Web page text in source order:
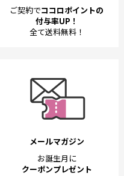
ご契約でココロポイントの
付与率UP！
全て送料無料！
メールマガジン
お誕生月に
クーポンプレゼント